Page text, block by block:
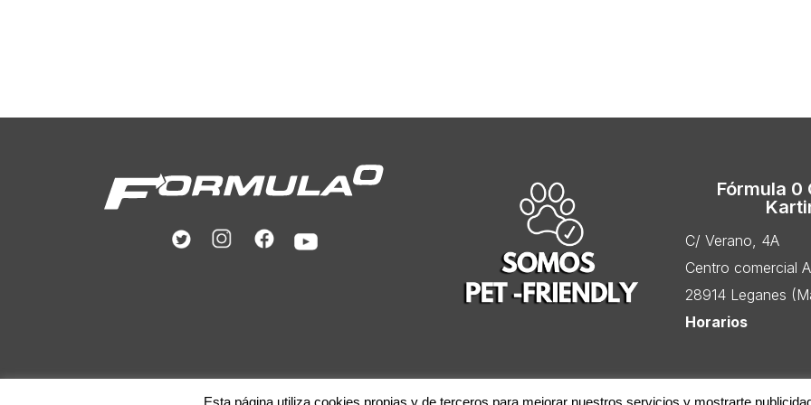
Fórmula 0
C/ Verano, 4A
Centro comercial
28914 Leganes
Horarios
Esta página utiliza cookies propias y de terceros para mejorar nuestros servicios y mostrarte